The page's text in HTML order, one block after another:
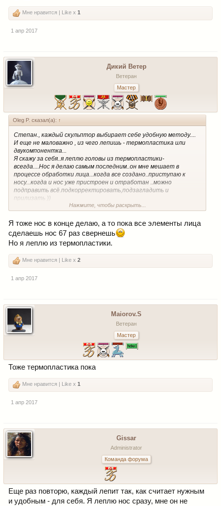
Мне нравится | Like x 1
1 апр 2017
Дикий Ветер
Ветеран
Мастер
Oleg P. сказал(а): ↑
Степан., каждый скульптор выбирает себе удобную методу....
И еще не маловажно , из чего лепишь - термопластика или
двукомпонентка...
Я скажу за себя..я леплю головы из термопластики-
всегда....Нос я делаю самым последним..он мне мешает в
процессе обработки лица...когда все создано..приступаю к
носу...когда и нос уже пристроен и отработан ..можно
подправить всё.подкорректировать,подзагладить и
прилизать ))
Носогубные складки стоит обозначить сразу...потом
,добавить не достающий объём носогубным складкам...
Нажмите, чтобы раскрыть...
Я тоже нос в конце делаю, а то пока все элементы лица
сделаешь нос 67 раз свернешь
Но я леплю из термопластики.
Мне нравится | Like x 2
1 апр 2017
Maiorov.S
Ветеран
Мастер
Тоже термопластика пока
Мне нравится | Like x 1
1 апр 2017
Gissar
Administrator
Команда форума
Еще раз повторю, каждый лепит так, как считает нужным
и удобным - для себя. Я леплю нос сразу, мне он не